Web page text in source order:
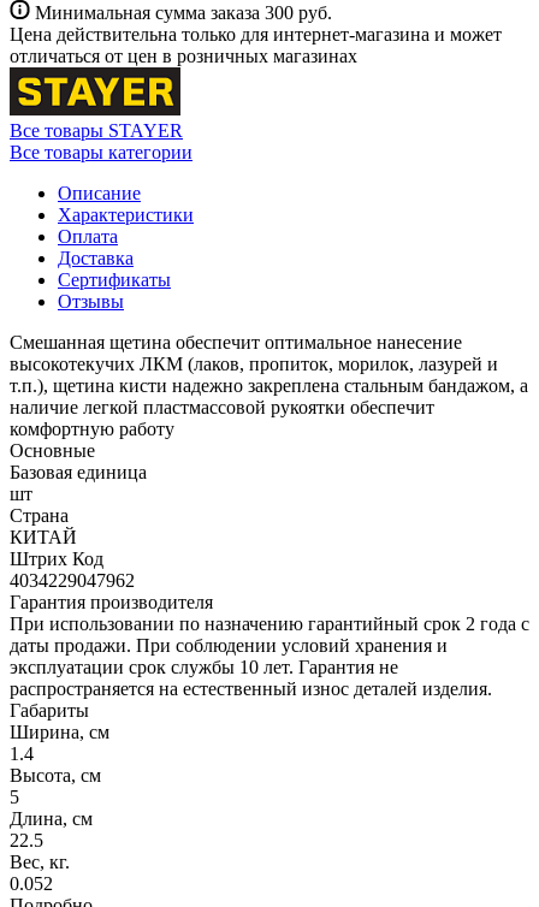
Минимальная сумма заказа 300 руб.
Цена действительна только для интернет-магазина и может
отличаться от цен в розничных магазинах
Все товары STAYER
Все товары категории
Описание
Характеристики
Оплата
Доставка
Сертификаты
Отзывы
Смешанная щетина обеспечит оптимальное нанесение
высокотекучих ЛКМ (лаков, пропиток, морилок, лазурей и
т.п.), щетина кисти надежно закреплена стальным бандажом, а
наличие легкой пластмассовой рукоятки обеспечит
комфортную работу
Основные
Базовая единица
шт
Страна
КИТАЙ
Штрих Код
4034229047962
Гарантия производителя
При использовании по назначению гарантийный срок 2 года с
даты продажи. При соблюдении условий хранения и
эксплуатации срок службы 10 лет. Гарантия не
распространяется на естественный износ деталей изделия.
Габариты
Ширина, см
1.4
Высота, см
5
Длина, см
22.5
Вес, кг.
0.052